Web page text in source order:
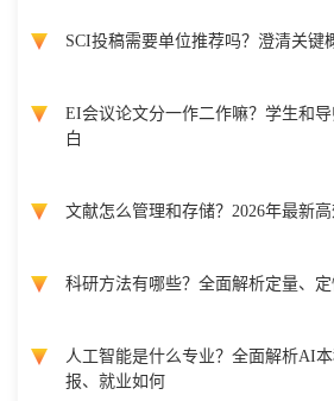
SCI投稿需要单位推荐吗？澄清关键
EI会议论文分一作二作嘛？学生和
白
文献怎么管理和存储？2026年最新
科研方法有哪些？全面解析定量、
人工智能是什么专业？全面解析AI
报、就业如何